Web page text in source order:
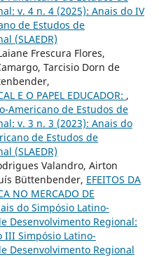
v. 4 n. 4 (2025): Anais do IV
de Estudos de
(SLAEDR)
Frescura Flores,
Tarcisio Dorn de
E O PAPEL EDUCADOR: ,
Americano de Estudos de
v. 3 n. 3 (2023): Anais do
de Estudos de
(SLAEDR)
Valandro, Airton
Büttenbender, EFEITOS DA
NO MERCADO DE
do Simpósio Latino-
Desenvolvimento Regional:
III Simpósio Latino-
Desenvolvimento Regional